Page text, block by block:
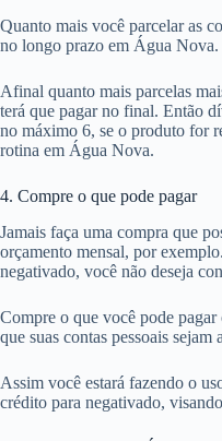
Quanto mais você parcelar as
no longo prazo em Água Nova.
Afinal quanto mais parcelas
terá que pagar no final. Então
no máximo 6, se o produto for
rotina em Água Nova.
4. Compre o que pode pagar
Jamais faça uma compra que
orçamento mensal, por
negativado, você não deseja
Compre o que você pode
que suas contas pessoais sejam
Assim você estará fazendo o
crédito para negativado,